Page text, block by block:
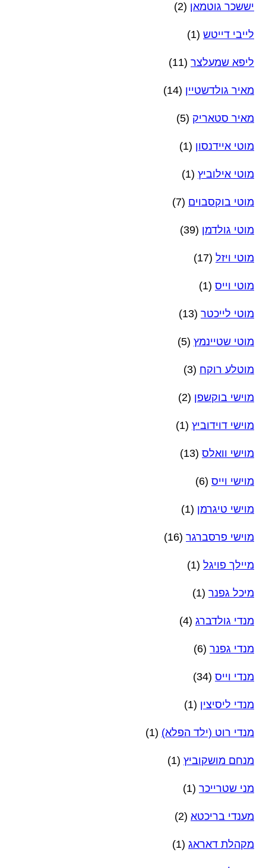
יששכר גוטמאן (2)
לייבי דייטש (1)
ליפא שמעלצר (11)
מאיר גולדשטיין (14)
מאיר סטאריק (5)
מוטי איידנסון (1)
מוטי אילוביץ (1)
מוטי בוקסבוים (7)
מוטי גולדמן (39)
מוטי ויזל (17)
מוטי וייס (1)
מוטי לייכטר (13)
מוטי שטיינמץ (5)
מוטלע רוקח (3)
מוישי בוקשפן (2)
מוישי דוידוביץ (1)
מוישי וואלס (13)
מוישי וייס (6)
מוישי טיגרמן (1)
מוישי פרסברגר (16)
מיילך פויגל (1)
מיכל גפנר (1)
מנדי גולדברג (4)
מנדי גפנר (6)
מנדי וייס (34)
מנדי ליסיצין (1)
מנדי רוט (ילד הפלא) (1)
מנחם מושקוביץ (1)
מני שטרייכר (1)
מענדי בריכטא (2)
מקהלת דאראג (1)